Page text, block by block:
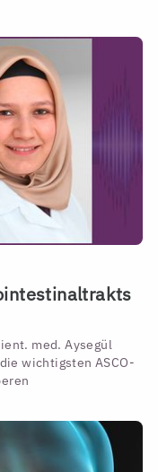
med. Aysegül
wichtigsten ASCO-